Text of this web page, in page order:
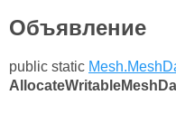
Объявление
public static